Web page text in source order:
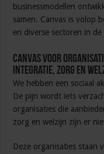
businessmodellen
samen. Canvas is volop
en diverse sectoren in
Canvas voor
integratie, zorg en
We hebben een sociaal
De pijn wordt iets
organisaties die
zorg en welzijn zijn er
Deze organisaties staan